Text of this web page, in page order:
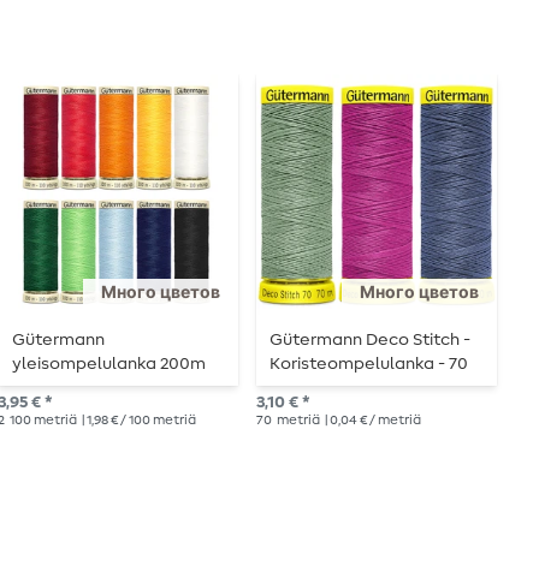
Много цветов
Gütermann
yleisompelulanka 200m
€ *
100 metriä | 1,98 € / 100 metriä
Много цветов
Gütermann Deco Stitch -
Koristeompelulanka - 70
m
3,10 € *
70 metriä | 0,04 € / metriä